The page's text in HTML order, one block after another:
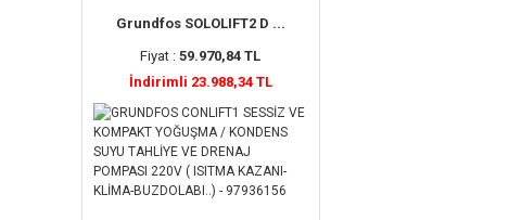
Grundfos SOLOLIFT2 D ...
Fiyat :59.970,84 TL
İndirimli 23.988,34 TL